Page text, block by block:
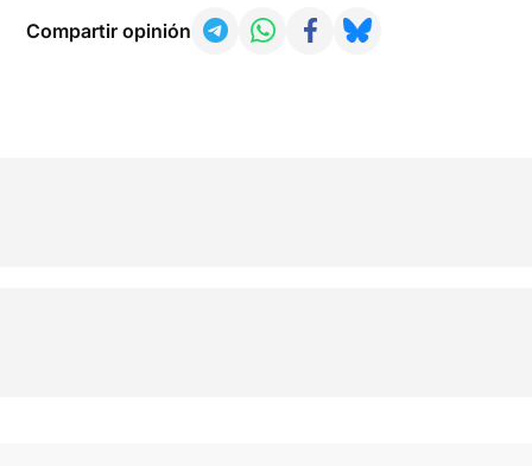
Compartir opinión